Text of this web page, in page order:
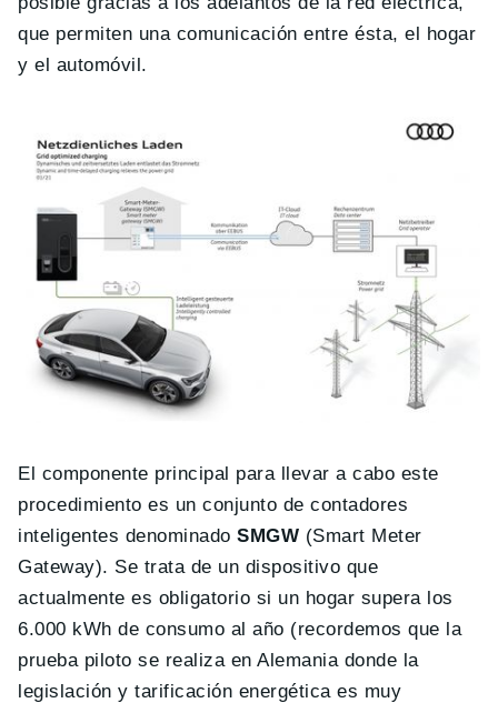
que permiten una comunicación entre ésta, el hogar
y el automóvil.
El componente principal para llevar a cabo este
procedimiento es un conjunto de contadores
inteligentes denominadoSMGW (Smart Meter
Gateway). Se trata de un dispositivo que
actualmente es obligatorio si un hogar supera los
6.000 kWh de consumo al año (recordemos que la
prueba piloto se realiza en Alemania donde la
legislación y tarificación energética es muy